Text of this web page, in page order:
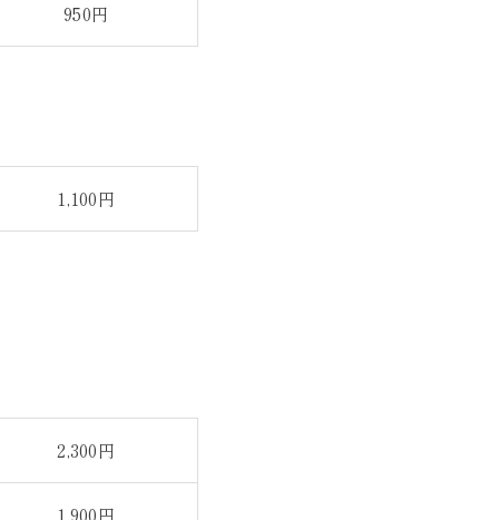
950円
1,100円
2,300円
1,900円